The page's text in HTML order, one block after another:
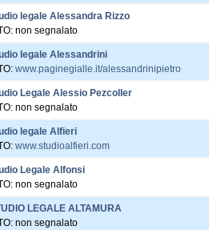
legale Alessandra Rizzo
non segnalato
legale Alessandrini
www.paginegialle.it/alessandrinipietro
Legale Alessio Pezcoller
non segnalato
legale Alfieri
www.studioalfieri.com
Legale Alfonsi
non segnalato
LEGALE ALTAMURA
non segnalato